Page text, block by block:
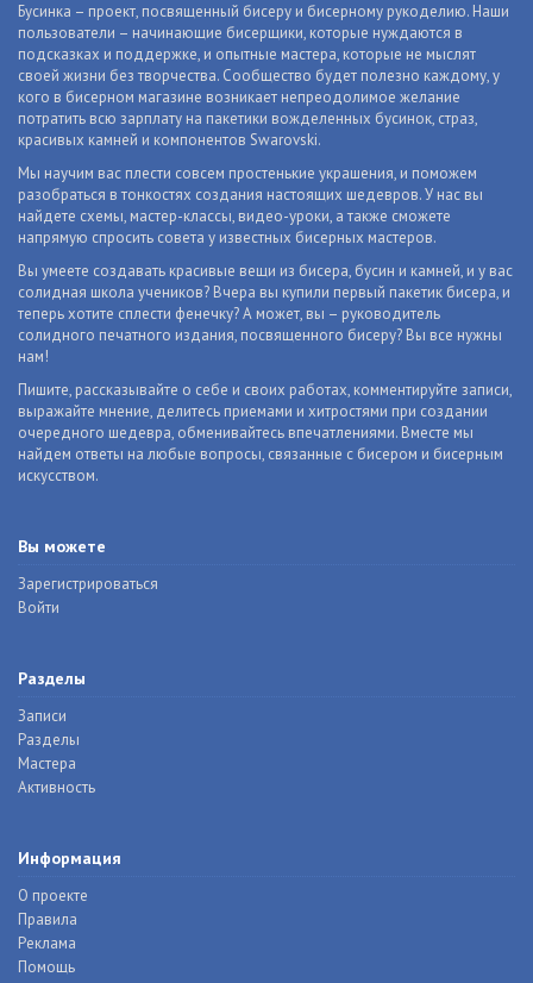
Бусинка – проект, посвященный бисеру и бисерному рукоделию. Наши
пользователи – начинающие бисерщики, которые нуждаются в
подсказках и поддержке, и опытные мастера, которые не мыслят
своей жизни без творчества. Сообщество будет полезно каждому, у
кого в бисерном магазине возникает непреодолимое желание
потратить всю зарплату на пакетики вожделенных бусинок, страз,
красивых камней и компонентов Swarovski.
Мы научим вас плести совсем простенькие украшения, и поможем
разобраться в тонкостях создания настоящих шедевров. У нас вы
найдете схемы, мастер-классы, видео-уроки, а также сможете
напрямую спросить совета у известных бисерных мастеров.
Вы умеете создавать красивые вещи из бисера, бусин и камней, и у вас
солидная школа учеников? Вчера вы купили первый пакетик бисера, и
теперь хотите сплести фенечку? А может, вы – руководитель
солидного печатного издания, посвященного бисеру? Вы все нужны
нам!
Пишите, рассказывайте о себе и своих работах, комментируйте записи,
выражайте мнение, делитесь приемами и хитростями при создании
очередного шедевра, обменивайтесь впечатлениями. Вместе мы
найдем ответы на любые вопросы, связанные с бисером и бисерным
искусством.
Вы можете
Зарегистрироваться
Войти
Разделы
Записи
Разделы
Мастера
Активность
Информация
О проекте
Правила
Реклама
Помощь